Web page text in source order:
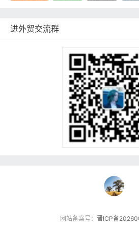
进外贸交流群
网站备案号： 晋ICP备